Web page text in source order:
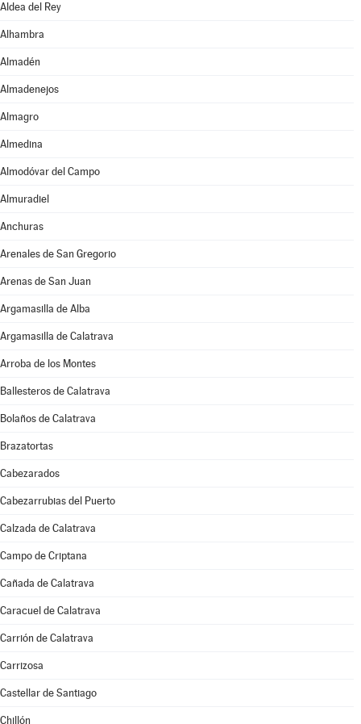
Aldea del Rey
Alhambra
Almadén
Almadenejos
Almagro
Almedina
Almodóvar del Campo
Almuradiel
Anchuras
Arenales de San Gregorio
Arenas de San Juan
Argamasilla de Alba
Argamasilla de Calatrava
Arroba de los Montes
Ballesteros de Calatrava
Bolaños de Calatrava
Brazatortas
Cabezarados
Cabezarrubias del Puerto
Calzada de Calatrava
Campo de Criptana
Cañada de Calatrava
Caracuel de Calatrava
Carrión de Calatrava
Carrizosa
Castellar de Santiago
Chillón